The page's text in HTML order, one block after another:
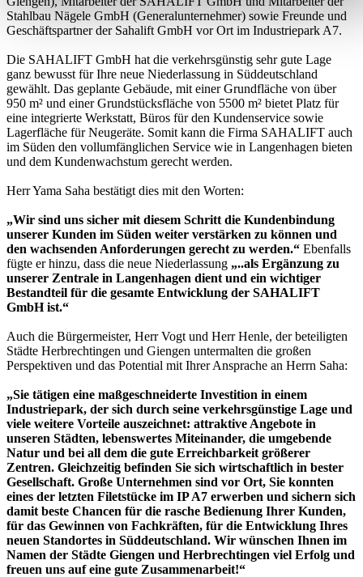
Stahlbau Nägele GmbH (Generalunternehmer) sowie Freunde und
Geschäftspartner der Sahalift GmbH vor Ort im Industriepark A7.
Die SAHALIFT GmbH hat die verkehrsgünstig sehr gute Lage
ganz bewusst für Ihre neue Niederlassung in Süddeutschland
gewählt. Das geplante Gebäude, mit einer Grundfläche von über
950 m² und einer Grundstücksfläche von 5500 m² bietet Platz für
eine integrierte Werkstatt, Büros für den Kundenservice sowie
Lagerfläche für Neugeräte. Somit kann die Firma SAHALIFT auch
im Süden den vollumfänglichen Service wie in Langenhagen bieten
und dem Kundenwachstum gerecht werden.
Herr Yama Saha bestätigt dies mit den Worten:
„Wir sind uns sicher mit diesem Schritt die Kundenbindung
unserer Kunden im Süden weiter verstärken zu können und
den wachsenden Anforderungen gerecht zu werden.“ Ebenfalls
fügte er hinzu, dass die neue Niederlassung „..als Ergänzung zu
unserer Zentrale in Langenhagen dient und ein wichtiger
Bestandteil für die gesamte Entwicklung der SAHALIFT
GmbH ist.“
Auch die Bürgermeister, Herr Vogt und Herr Henle, der beteiligten
Städte Herbrechtingen und Giengen untermalten die großen
Perspektiven und das Potential mit Ihrer Ansprache an Herrn Saha:
„Sie tätigen eine maßgeschneiderte Investition in einem
Industriepark, der sich durch seine verkehrsgünstige Lage und
viele weitere Vorteile auszeichnet: attraktive Angebote in
unseren Städten, lebenswertes Miteinander, die umgebende
Natur und bei all dem die gute Erreichbarkeit größerer
Zentren. Gleichzeitig befinden Sie sich wirtschaftlich in bester
Gesellschaft. Große Unternehmen sind vor Ort, Sie konnten
eines der letzten Filetstücke im IP A7 erwerben und sichern sich
damit beste Chancen für die rasche Bedienung Ihrer Kunden,
für das Gewinnen von Fachkräften, für die Entwicklung Ihres
neuen Standortes in Süddeutschland. Wir wünschen Ihnen im
Namen der Städte Giengen und Herbrechtingen viel Erfolg und
freuen uns auf eine gute Zusammenarbeit!“